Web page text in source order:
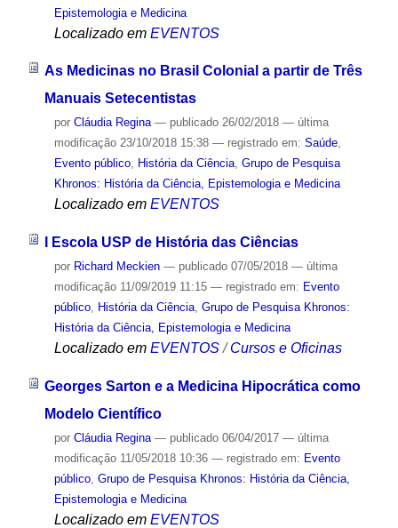
Epistemologia e Medicina
Localizado em EVENTOS
As Medicinas no Brasil Colonial a partir de Três
Manuais Setecentistas
por Cláudia Regina — publicado26/02/2018 — última
modificação23/10/2018 15:38 — registrado em: Saúde,
Evento público, História da Ciência, Grupo de Pesquisa
Khronos: História da Ciência, Epistemologia e Medicina
Localizado em EVENTOS
I Escola USP de História das Ciências
por Richard Meckien — publicado07/05/2018 — última
modificação11/09/2019 11:15 — registrado em: Evento
público, História da Ciência, Grupo de Pesquisa Khronos:
História da Ciência, Epistemologia e Medicina
Localizado em EVENTOS /Cursos e Oficinas
Georges Sarton e a Medicina Hipocrática como
Modelo Científico
por Cláudia Regina — publicado06/04/2017 — última
modificação11/05/2018 10:36 — registrado em: Evento
público, Grupo de Pesquisa Khronos: História da Ciência,
Epistemologia e Medicina
Localizado em EVENTOS